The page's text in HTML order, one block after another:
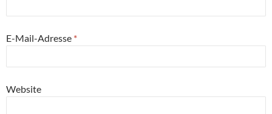
E-Mail-Adresse *
Website